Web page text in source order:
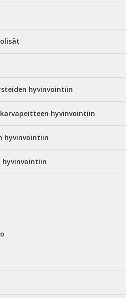
hyvinvointiin
hyvinvointiin
hyvinvointiin
hyvinvointiin